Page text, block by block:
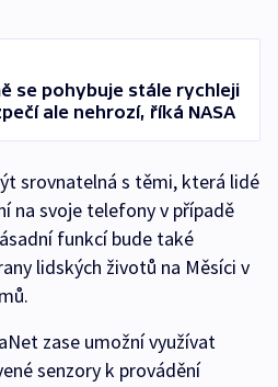
se pohybuje stále rychleji
ale nehrozí, říká NASA
srovnatelná s těmi, která lidé
na svoje telefony v případě
funkcí bude také
lidských životů na Měsíci v
zase umožní využívat
senzory k provádění